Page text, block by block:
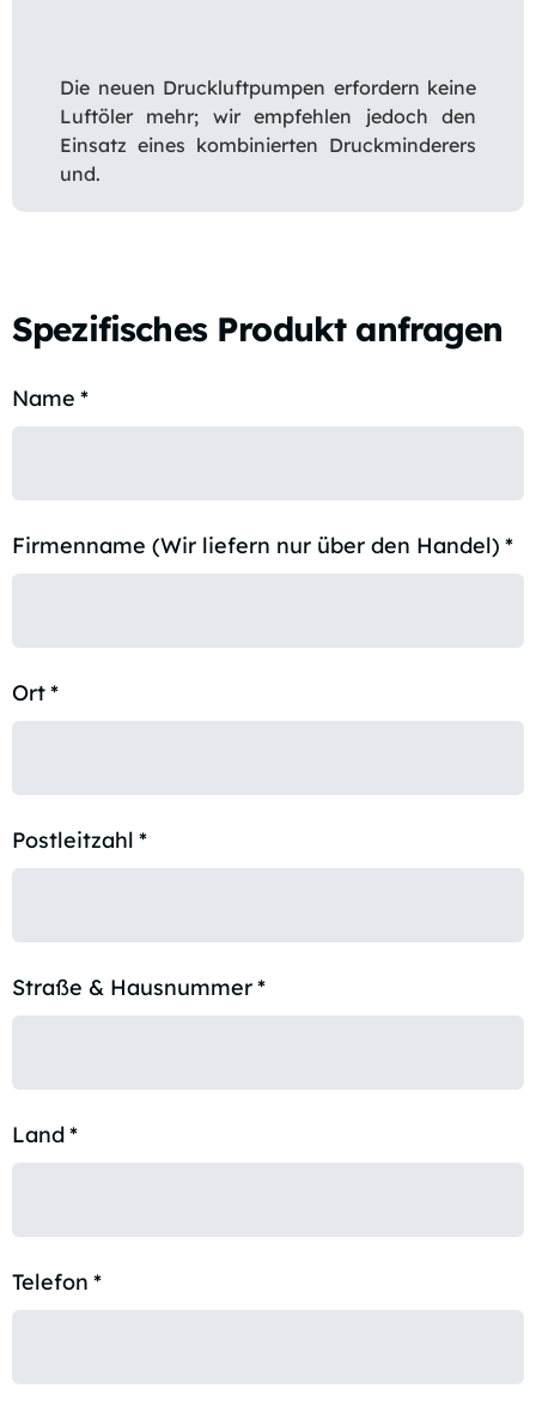
Die neuen Druckluftpumpen erfordern keine
Luftöler mehr; wir empfehlen jedoch den
Einsatz eines kombinierten Druckminderers
und.
Spezifisches Produkt anfragen
Name *
Firmenname (Wir liefern nur über den Handel) *
Ort*
Postleitzahl *
Straße & Hausnummer*
Land*
Telefon *